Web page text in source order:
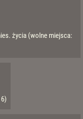
życia (wolne miejsca: